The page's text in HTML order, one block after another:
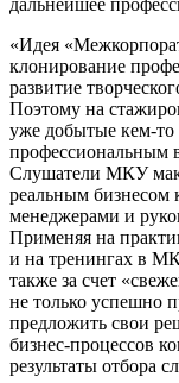
дальнейшее
«Идея
клонирование
развитие
Поэтому на
уже добытые кем-то
профессиональным
Слушатели МКУ
реальным
менеджерами и
Применяя на
и на тренингах в
также за счет
не только успешно
предложить свои
бизнес-процессов
результаты отбора